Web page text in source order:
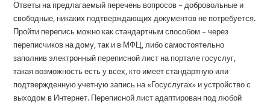
Ответы на предлагаемый перечень вопросов – добровольные и
свободные, никаких подтверждающих документов не потребуется.
Пройти перепись можно как стандартным способом – через
переписчиков на дому, так и в МФЦ, либо самостоятельно
заполнив электронный переписной лист на портале госуслуг,
такая возможность есть у всех, кто имеет стандартную или
подтвержденную учетную запись на «Госуслугах» и устройство с
выходом в Интернет. Переписной лист адаптирован под любой